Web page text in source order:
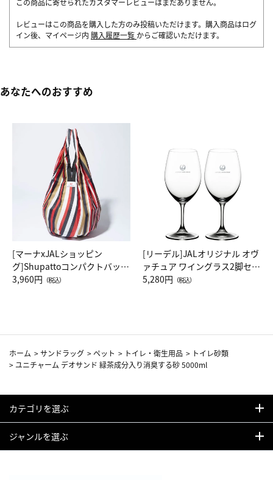
レビューはこの商品を購入した方のみ投稿いただけます。購入商品はログ
イン後、マイページ内 購入履歴一覧 からご確認いただけます。
あなたへのおすすめ
[マーナxJALショッピン
グ]Shupattoコンパクトバッグ
Drop JAL客室乗務員（LC）ス
3,960円 （税込）
[リーデル]JALオリジナル オヴ
ァチュア ワイングラス2脚セッ
ト（レッドワイン）
5,280円 （税込）
ホーム >サンドラッグ >ペット > トイレ・衛生用品 > トイレ砂類
> ユニチャーム デオサンド 緑茶成分入り消臭する砂 5000ml
カテゴリを選ぶ
ジャンルを選ぶ